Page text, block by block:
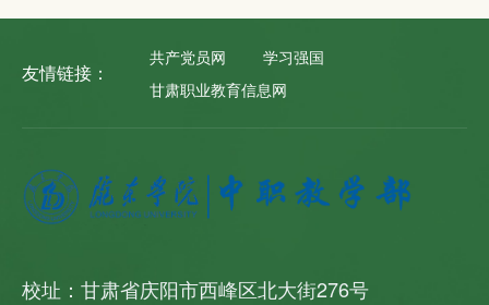
友情链接：
共产党员网
学习强国
甘肃职业教育信息网
校址：甘肃省庆阳市西峰区北大街276号